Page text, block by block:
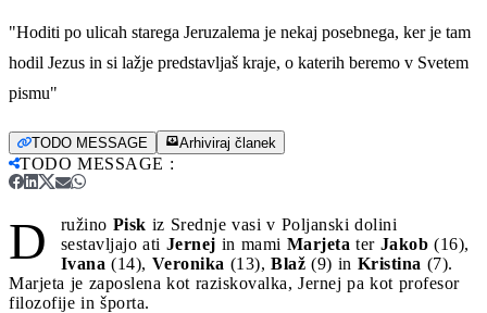
"Hoditi po ulicah starega Jeruzalema je nekaj posebnega, ker je tam
hodil Jezus in si lažje predstavljaš kraje, o katerih beremo v Svetem
pismu"
TODO MESSAGE Arhiviraj članek
TODO MESSAGE :
D ružino Pisk iz Srednje vasi v Poljanski dolini
sestavljajo ati Jernej in mami Marjeta ter Jakob (16),
Ivana (14), Veronika (13), Blaž (9) in Kristina (7).
Marjeta je zaposlena kot raziskovalka, Jernej pa kot profesor
filozofije in športa.